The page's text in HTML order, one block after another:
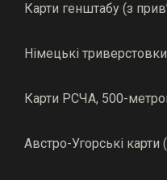
Карти генштабу (з
Німецькі триверстовки
Карти РСЧА, 500-
Австро-Угорські карти